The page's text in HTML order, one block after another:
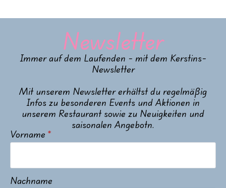
Newsletter
Immer auf dem Laufenden - mit dem Kerstins-
Newsletter
Mit unserem Newsletter erhältst du regelmäßig
Infos zu besonderen Events und Aktionen in
unserem Restaurant sowie zu Neuigkeiten und
saisonalen Angebotn.
Vorname *
Nachname